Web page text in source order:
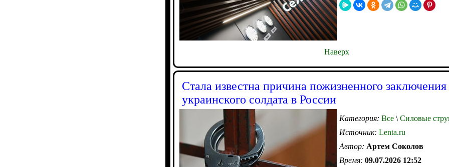
Наверх
Стала известна причина пожизненного заключения
украинского солдата в России
Категория: Все \ Силовые
Источник: Lenta.ru
Автор: Артем Соколов
Время: 09.07.2026 12:52